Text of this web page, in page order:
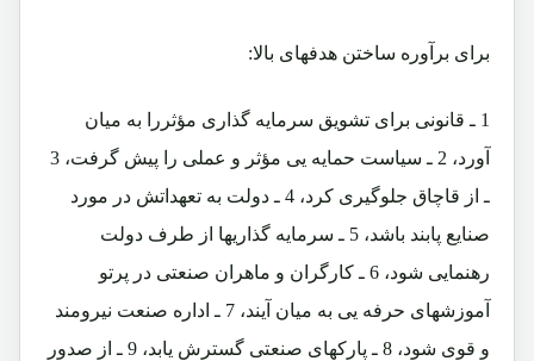
برای برآوره ساختن هدفهای بالا:
1 ـ قانونی برای تشویق سرمایه گذاری مؤثررا به میان
آورد، 2 ـ سیاست حمایه یی مؤثر و عملی را پیش گرفت، 3
ـ از قاچاق جلوگیری کرد، 4 ـ دولت به تعهداتش در مورد
صنایع پابند باشد، 5 ـ سرمایه گذاریها از طرف دولت
رهنمایی شود، 6 ـ کارگران و ماهران صنعتی در پرتو
آموزشهای حرفه یی به میان آیند، 7 ـ اداره صنعت نیرومند
و قوی شود، 8 ـ پارکهای صنعتی گسترش یابد، 9 ـ از صدور